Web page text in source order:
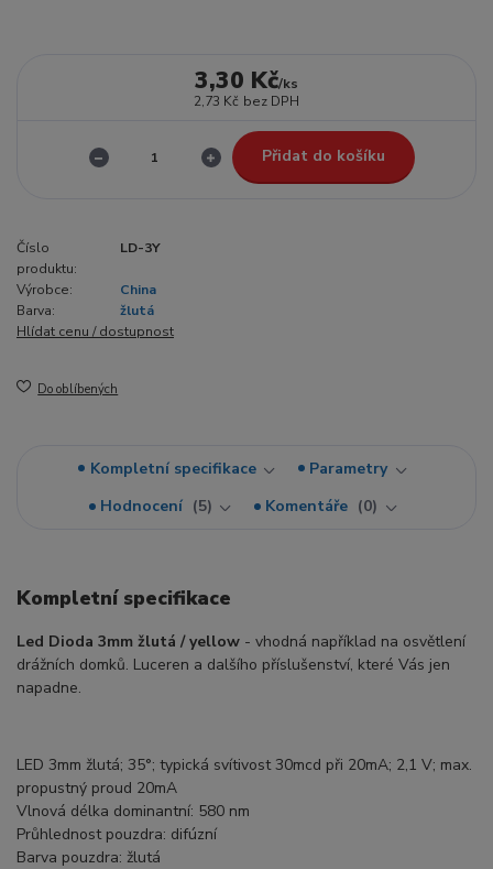
3,30 Kč/ks
2,73 Kč bez DPH
Přidat do košíku
Číslo
produktu:
LD-3Y
Výrobce:
China
Barva:
žlutá
Hlídat cenu / dostupnost
Do oblíbených
Kompletní specifikace
Parametry
Hodnocení
5 Komentáře 0
Kompletní specifikace
Led Dioda 3mm žlutá / yellow - vhodná například na osvětlení
drážních domků. Luceren a dalšího příslušenství, které Vás jen
napadne.
LED 3mm žlutá; 35°; typická svítivost 30mcd při 20mA; 2,1 V; max.
propustný proud 20mA
Vlnová délka dominantní: 580 nm
Průhlednost pouzdra: difúzní
Barva pouzdra: žlutá